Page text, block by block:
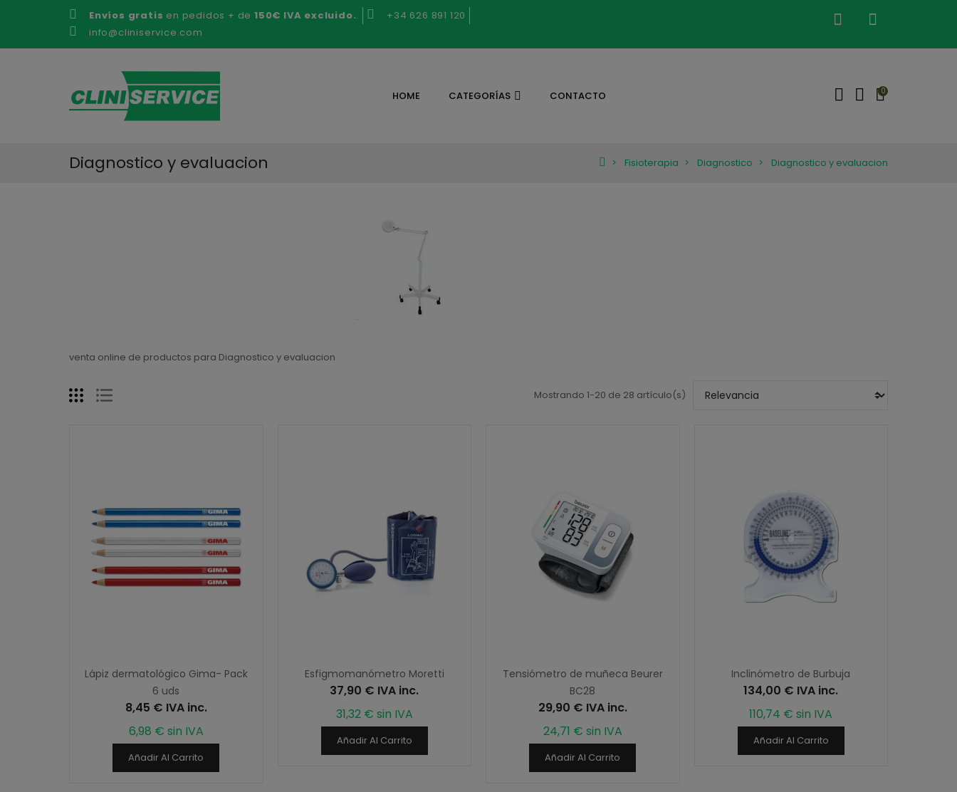
Envíos gratis en pedidos + de150€ IVA excluido..
+34 626 891 120
info@cliniservice.com
HOME CATEGORÍAS CONTACTO 0
Diagnostico y evaluacion Fisioterapia Diagnostico Diagnostico y evaluacion
venta online de productos para Diagnostico y evaluacion
Mostrando 1-20 de 28 artículo(s)
Lápiz dermatológico Gima- Pack
6 uds
8,45 € IVA inc.
6,98 € sin IVA
Añadir Al Carrito
Esfigmomanómetro Moretti
37,90 € IVA inc.
31,32 € sin IVA
Añadir Al Carrito
Tensiómetro de muñeca Beurer
BC28
29,90 € IVA inc.
24,71 € sin IVA
Añadir Al Carrito
Inclinómetro de Burbuja
134,00 € IVA inc.
110,74 € sin IVA
Añadir Al Carrito